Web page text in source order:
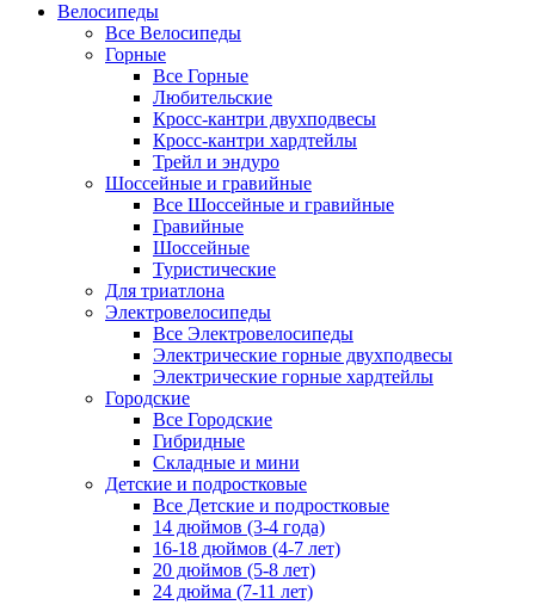
Велосипеды
Все Велосипеды
Горные
Все Горные
Любительские
Кросс-кантри двухподвесы
Кросс-кантри хардтейлы
Трейл и эндуро
Шоссейные и гравийные
Все Шоссейные и гравийные
Гравийные
Шоссейные
Туристические
Для триатлона
Электровелосипеды
Все Электровелосипеды
Электрические горные двухподвесы
Электрические горные хардтейлы
Городские
Все Городские
Гибридные
Складные и мини
Детские и подростковые
Все Детские и подростковые
14 дюймов (3-4 года)
16-18 дюймов (4-7 лет)
20 дюймов (5-8 лет)
24 дюйма (7-11 лет)